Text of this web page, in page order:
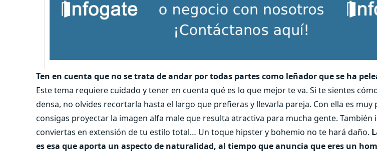
Ten en cuenta que no se trata de andar por todas partes como leñador que se ha
Este tema requiere cuidado y tener en cuenta qué es lo que mejor te va. Si te sientes
densa, no olvides recortarla hasta el largo que prefieras y llevarla pareja. Con ella es muy
consigas proyectar la imagen alfa male que resulta atractiva para mucha gente. También
conviertas en extensión de tu estilo total… Un toque hipster y bohemio no te hará daño.
es esa que aporta un aspecto de naturalidad, al tiempo que anuncia que eres un